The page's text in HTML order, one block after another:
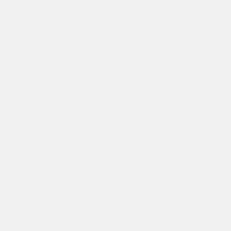
חשמלי